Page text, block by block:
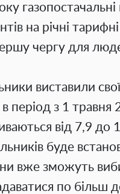
газопостачальні
на річні
чергу для
виставили
в період з 1
від 7,9 до
буде
вже зможуть
по більш